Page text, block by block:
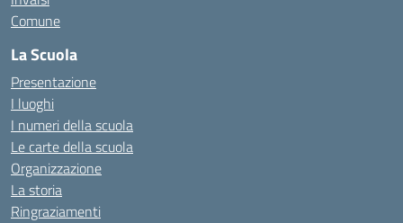
Comune
La Scuola
Presentazione
I luoghi
I numeri della scuola
Le carte della scuola
Organizzazione
La storia
Ringraziamenti